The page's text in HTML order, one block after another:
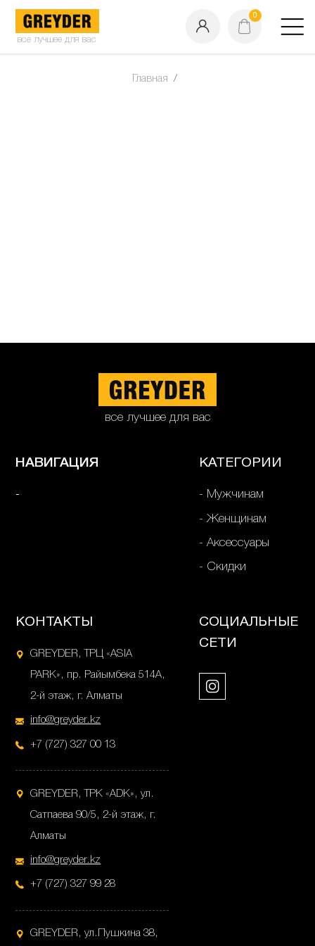
все лучшее для вас
0
Главная
все лучшее для вас
НАВИГАЦИЯ КАТЕГОРИИ
Мужчинам
Женщинам
Аксессуары
Скидки
КОНТАКТЫ
GREYDER, ТРЦ «ASIA
PARK», пр. Райымбека 514А,
2-й этаж, г. Алматы
info@greyder.kz
+7 (727) 327 00 13
GREYDER, ТРК «ADK», ул.
Сатпаева 90/5, 2-й этаж, г.
Алматы
info@greyder.kz
+7 (727) 327 99 28
GREYDER, ул.Пушкина 38,
СОЦИАЛЬНЫЕ
СЕТИ